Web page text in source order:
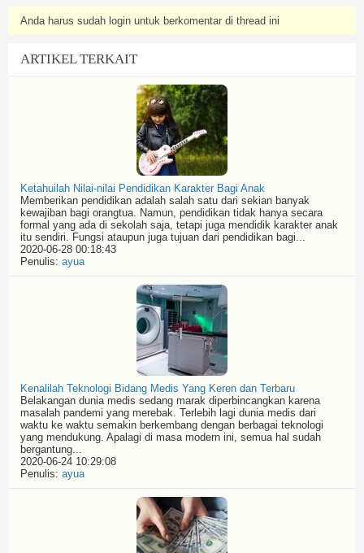
Anda harus sudah login untuk berkomentar di thread ini
ARTIKEL TERKAIT
Ketahuilah Nilai-nilai Pendidikan Karakter Bagi Anak
Memberikan pendidikan adalah salah satu dari sekian banyak
kewajiban bagi orangtua. Namun, pendidikan tidak hanya secara
formal yang ada di sekolah saja, tetapi juga mendidik karakter anak
itu sendiri. Fungsi ataupun juga tujuan dari pendidikan bagi...
2020-06-28 00:18:43
Penulis: ayua
Kenalilah Teknologi Bidang Medis Yang Keren dan Terbaru
Belakangan dunia medis sedang marak diperbincangkan karena
masalah pandemi yang merebak. Terlebih lagi dunia medis dari
waktu ke waktu semakin berkembang dengan berbagai teknologi
yang mendukung. Apalagi di masa modern ini, semua hal sudah
bergantung...
2020-06-24 10:29:08
Penulis: ayua